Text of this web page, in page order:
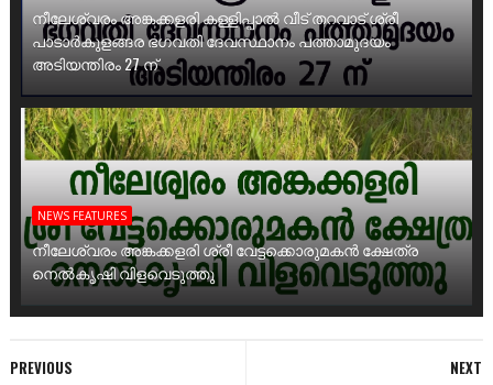
നീലേശ്വരം അങ്കക്കളരി കള്ളിപ്പാൽ വീട് തറവാട് ശ്രീ
പാടാർകുളങ്ങര ഭഗവതി ദേവസ്ഥാനം പത്താമുദയം
അടിയന്തിരം 27 ന്
NEWS FEATURES
നീലേശ്വരം അങ്കക്കളരി ശ്രീ വേട്ടക്കൊരുമകൻ ക്ഷേത്ര
നെൽകൃഷി വിളവെടുത്തു
NEXT
PREVIOUS